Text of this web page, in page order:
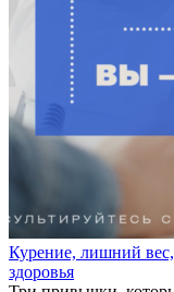
Курение, лишний
здоровья